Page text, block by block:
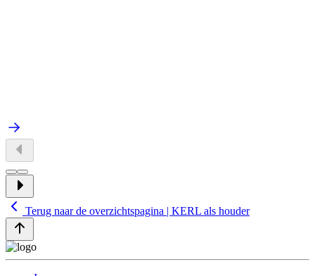
Terug naar de overzichtspagina | KERL als houder